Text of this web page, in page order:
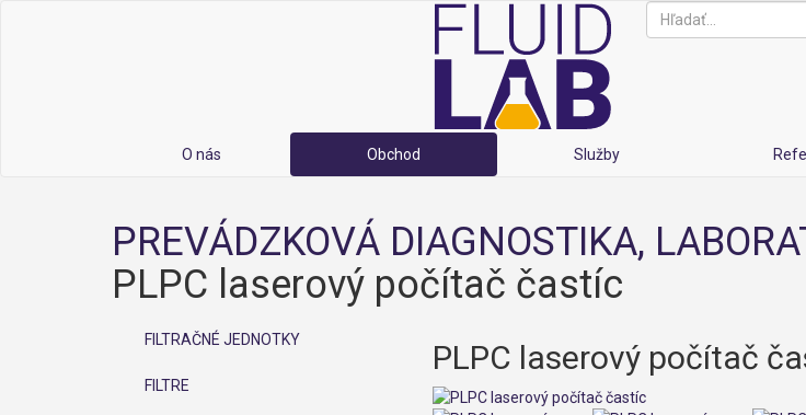
O nás Obchod Služby
PREVÁDZKOVÁ DIAGNOSTIKA,
PLPC laserový počítač častíc
FILTRAČNÉ JEDNOTKY
FILTRE
PLPC laserový počítač